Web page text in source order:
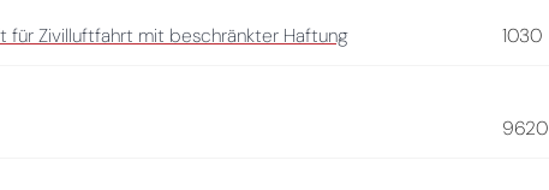
Zivilluftfahrt mit beschränkter Haftung 1030
9620